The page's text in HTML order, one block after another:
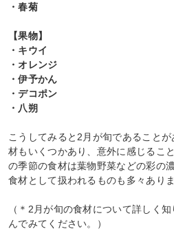
・春菊
【果物】
・キウイ
・オレンジ
・伊予かん
・デコポン
・八朔
こうしてみると2月が旬であること
材もいくつかあり、意外に感じるこ
の季節の食材は葉物野菜などの彩の
食材として扱われるものも多々ありま
（＊2月が旬の食材について詳しく
んでみてください。）